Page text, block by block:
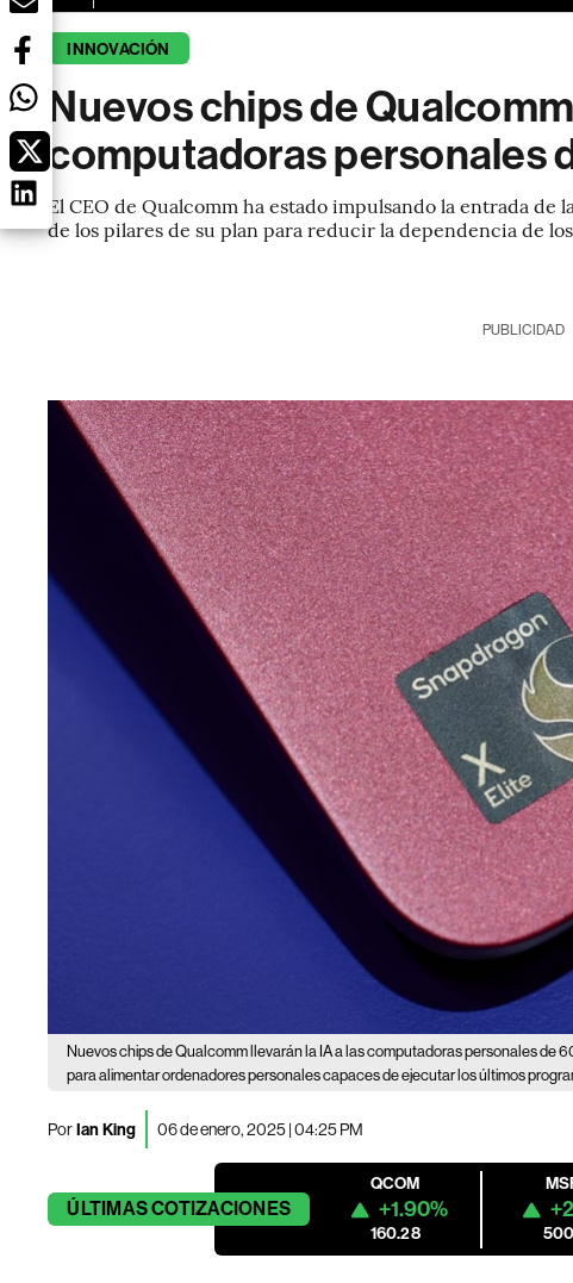
INNOVACIÓN
Nuevos chips de
computadoras personales
El CEO de Qualcomm ha estado impulsando la entrada de
de los pilares de su plan para reducir la dependencia de
PUBLICIDAD
Nuevos chips de Qualcomm llevarán la IA a las computadoras personales de
para alimentar ordenadores personales capaces de ejecutar los últimos
PorIan King 06 de enero, 2025 | 04:25 PM
ÚLTIMASCOTIZACIONES
QCOM
+1.90%
160.28